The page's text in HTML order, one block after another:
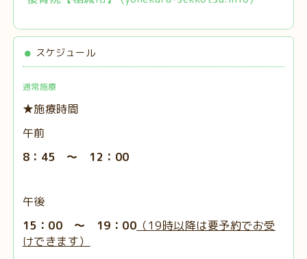
スケジュール
通常施療
★施療時間
午前
8：45 ～ 12：00
午後
15：00 ～ 19：00 （19時以降は要予約でお受
けできます）